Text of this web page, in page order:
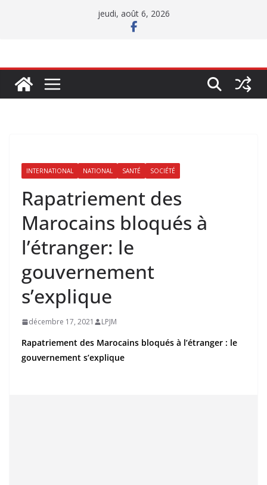
jeudi, août 6, 2026
INTERNATIONAL NATIONAL SANTÉ SOCIÉTÉ
Rapatriement des
Marocains bloqués à
l’étranger: le
gouvernement
s’explique
décembre 17, 2021 LPJM
Rapatriement des Marocains bloqués à l’étranger : le
gouvernement s’explique